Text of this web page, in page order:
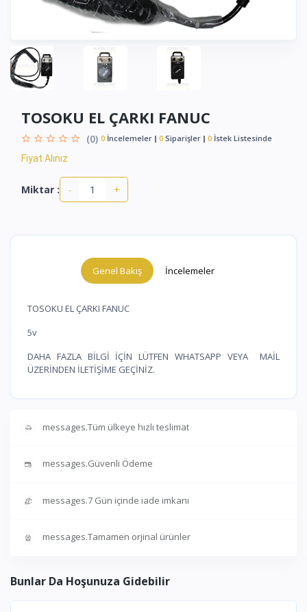
TOSOKU EL ÇARKI FANUC
(0) 0 İncelemeler 0 Siparişler 0 İstek Listesinde
Fiyat Alınız
Miktar : - +
Genel Bakış İncelemeler
TOSOKU EL ÇARKI FANUC
5v
DAHA FAZLA BİLGİ İÇİN LÜTFEN WHATSAPP VEYA MAİL
ÜZERİNDEN İLETİŞİME GEÇİNİZ.
messages.Tüm ülkeye hızlı teslimat
messages.Güvenli Ödeme
messages.7 Gün içinde iade imkanı
messages.Tamamen orjinal ürünler
Bunlar Da Hoşunuza Gidebilir